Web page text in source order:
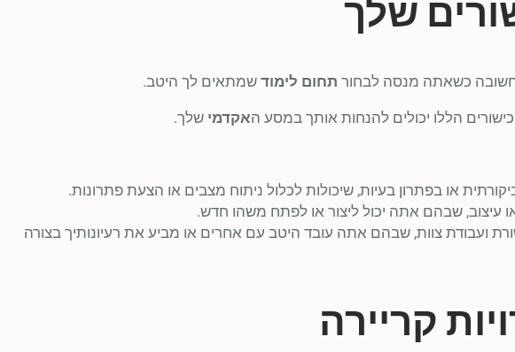
שלך
כשאתה מנסה לבחור תחום לימוד שמתאים לך היטב.
הללו יכולים להנחות אותך במסע האקדמי שלך.
או בפתרון בעיות, שיכולות לכלול ניתוח מצבים או הצעת פתרונות.
עיצוב, שבהם אתה יכול ליצור או לפתח משהו חדש.
ועבודת צוות, שבהם אתה עובד היטב עם אחרים או מביע את רעיונותיך בצורה
קריירה